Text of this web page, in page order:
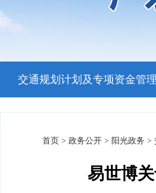
交通规划计划及专项资金管理
首页 > 政务公开 > 阳光政务 >
易世博